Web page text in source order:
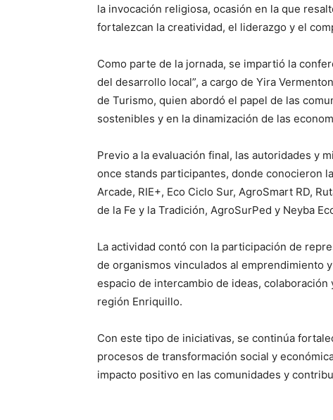
la invocación religiosa, ocasión en la que
fortalezcan la creatividad, el liderazgo y el
Como parte de la jornada, se impartió la
del desarrollo local”, a cargo de Yira
de Turismo, quien abordó el papel de las
sostenibles y en la dinamización de las
Previo a la evaluación final, las autoridades y
once stands participantes, donde conocieron
Arcade, RIE+, Eco Ciclo Sur, AgroSmart RD,
de la Fe y la Tradición, AgroSurPed y Neyba
La actividad contó con la participación de
de organismos vinculados al emprendimiento
espacio de intercambio de ideas,
región Enriquillo.
Con este tipo de iniciativas, se continúa
procesos de transformación social y
impacto positivo en las comunidades y